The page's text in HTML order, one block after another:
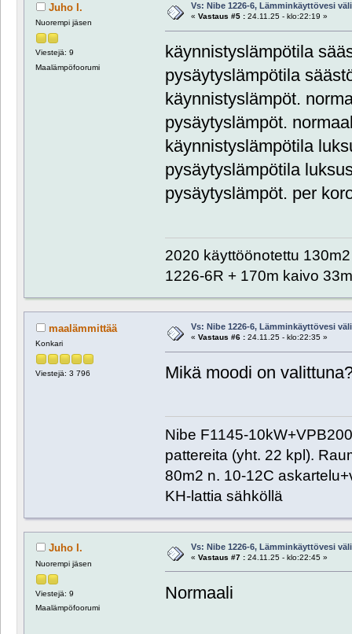
Juho I.
Nuorempi jäsen
Viestejä: 9
Maalämpöfoorumi
Vs: Nibe 1226-6, Lämminkäyttövesi
« Vastaus #5 :24.11.25 - klo:22:19 »
käynnistyslämpötila
pysäytyslämpötila
käynnistyslämpöt.
pysäytyslämpöt.
käynnistyslämpötila
pysäytyslämpötila
pysäytyslämpöt. per
2020 käyttöönotettu
1226-6R + 170m kaivo
maalämmittää
Konkari
Viestejä: 3 796
Vs: Nibe 1226-6, Lämminkäyttövesi
« Vastaus #6 :24.11.25 - klo:22:35 »
Mikä moodi on
Nibe F1145-
pattereita (yht. 22 kpl).
80m2 n. 10-12C
KH-lattia sähköllä
Juho I.
Nuorempi jäsen
Viestejä: 9
Maalämpöfoorumi
Vs: Nibe 1226-6, Lämminkäyttövesi
« Vastaus #7 :24.11.25 - klo:22:45 »
Normaali